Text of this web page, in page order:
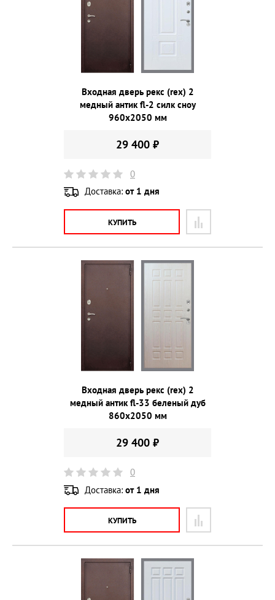
Входная дверь рекс (rex) 2
медный антик fl-2 силк сноу
960х2050 мм
29 400 ₽
0
Доставка: от 1 дня
КУПИТЬ
Входная дверь рекс (rex) 2
медный антик fl-33 беленый дуб
860х2050 мм
29 400 ₽
0
Доставка: от 1 дня
КУПИТЬ